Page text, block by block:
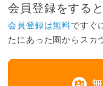
会員登録をする
会員登録は無料ですぐ
たにあった園からスカ